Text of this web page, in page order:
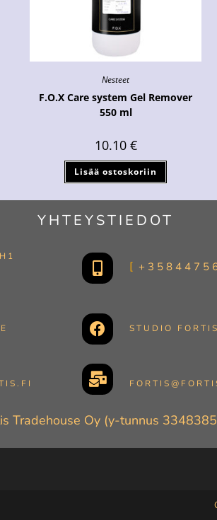
Nesteet
F.O.X Care system Gel Remover
550 ml
10.10 €
Lisää ostoskoriin
YHTEYSTIEDOT
STUDIO
Tradehouse Oy (y-tunnus